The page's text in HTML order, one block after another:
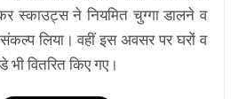
स्काउट्स ने नियमित चुग्गा डालने व
संकल्प लिया। वहीं इस अवसर पर घरों व
भी वितरित किए गए।